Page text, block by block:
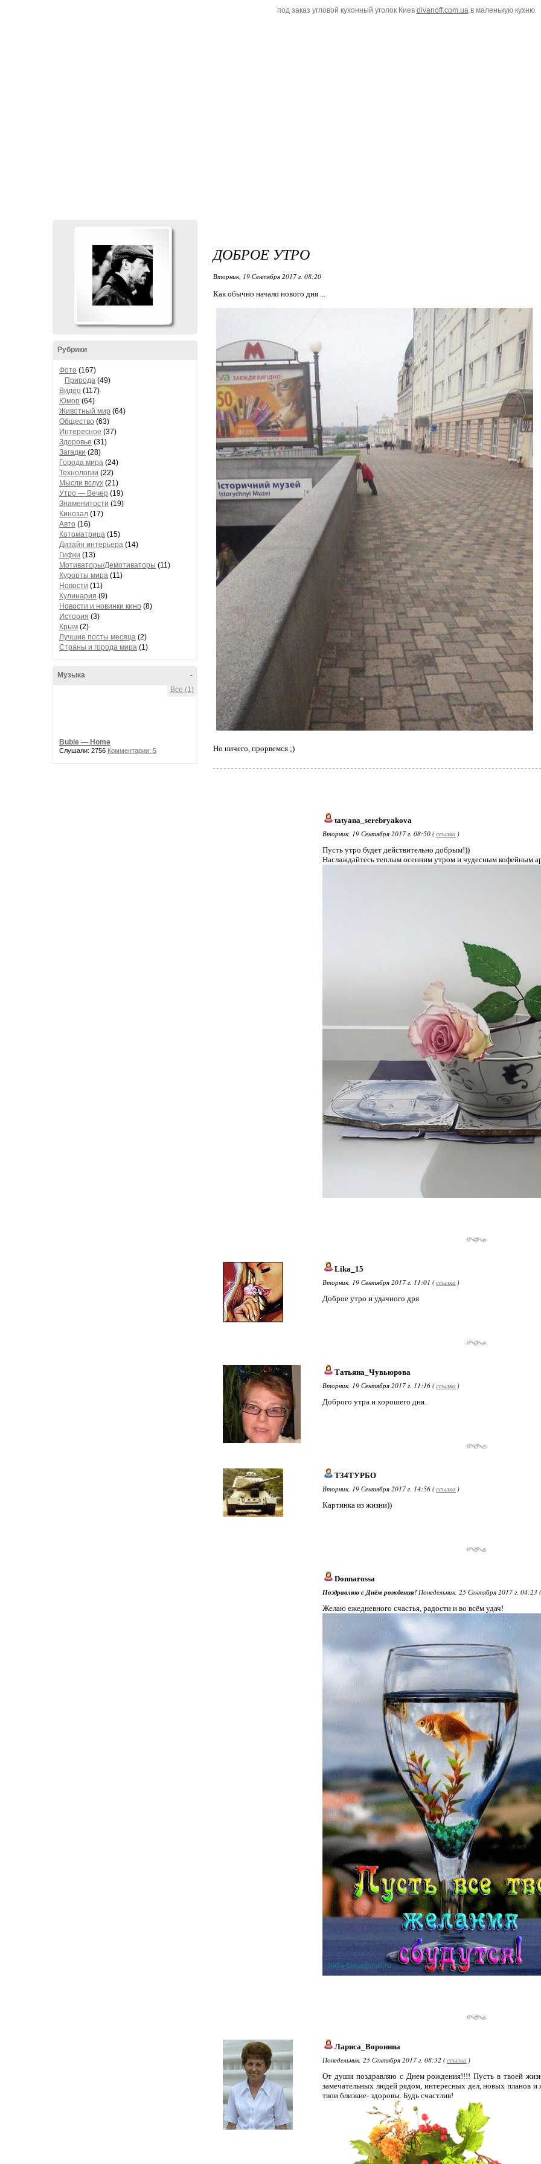
под заказ угловой кухонный уголок Киев divanoff.com.uaв маленькую кухню
Рубрики
Фото (167)
Природа (49)
Видео (117)
Юмор (64)
Животный мир (64)
Общество (63)
Интересное (37)
Здоровье (31)
Загадки (28)
Города мира (24)
Технологии (22)
Мысли вслух (21)
Утро — Вечер (19)
Знаменитости (19)
Кинозал (17)
Авто (16)
Котоматрица (15)
Дизайн интерьера (14)
Гифки (13)
Мотиваторы/Демотиваторы (11)
Курорты мира (11)
Новости (11)
Кулинария (9)
Новости и новинки кино (8)
История (3)
Крым (2)
Лучшие посты месяца (2)
Страны и города мира (1)
-
Музыка
Все (1)
Buble — Home
Слушали: 2756 Комментарии: 5
ДОБРОЕ УТРО
Вторник, 19 Сентября 2017 г. 08:20
Как обычно начало нового дня ...
Но ничего, прорвемся ;)
tatyana_serebryakova
Вторник, 19 Сентября 2017 г. 08:50 (ссылка )
Пусть утро будет действительно добрым!))
Наслаждайтесь теплым осенним утром и чудесным кофейным
Lika_15
Вторник, 19 Сентября 2017 г. 11:01 (ссылка )
Доброе утро и удачного дря
Татьяна_Чувьюрова
Вторник, 19 Сентября 2017 г. 11:16 (ссылка )
Доброго утра и хорошего дня.
Т34ТУРБО
Вторник, 19 Сентября 2017 г. 14:56 (ссылка )
Картинка из жизни))
Donnarossa
Поздравляю с Днём рождения! Понедельник, 25 Сентября 2017 г. 04:23 (
Желаю ежедневного счастья, радости и во всём удач!
Лариса_Воронина
Понедельник, 25 Сентября 2017 г. 08:32 (ссылка )
От души поздравляю с Днем рождения!!!! Пусть в твоей
замечательных людей рядом, интересных дел, новых планов
твои близкие- здоровы. Будь счастлив!